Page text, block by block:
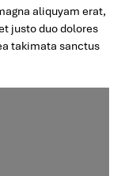
aliquyam erat,
justo duo dolores
takimata sanctus